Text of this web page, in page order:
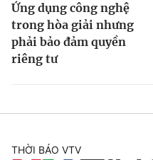
Ứng dụng công nghệ
trong hòa giải nhưng
phải bảo đảm quyền
riêng tư
THỜI BÁO VTV